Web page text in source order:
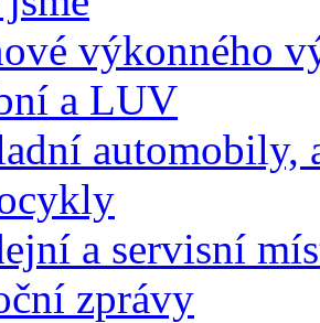
výkonného
a LUV
automobily,
a servisní
zprávy